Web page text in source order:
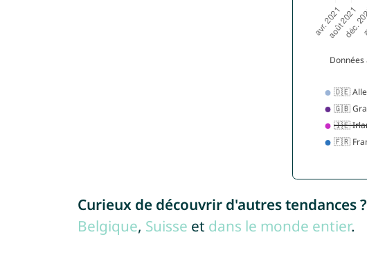
Curieux de découvrir d'autres tendances ?
Belgique, Suisse et dans le monde entier.